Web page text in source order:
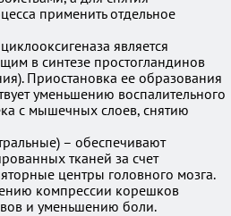
применить отдельное
является
в синтезе простогландинов
Приостановка ее образования
уменьшению воспалительного
с мышечных слоев, снятию
– обеспечивают
тканей за счет
центры головного мозга.
компрессии корешков
и уменьшению боли.